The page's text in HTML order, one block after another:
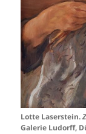
Lotte Laserstein.
Galerie Ludorff,